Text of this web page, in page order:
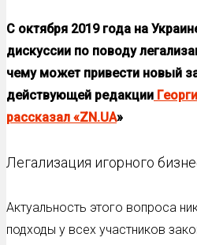
С октября 2019 года на
дискуссии по поводу
чему может привести новый
действующей редакции
рассказал «ZN.UA»
Легализация игорного
Актуальность этого вопроса
подходы у всех участников